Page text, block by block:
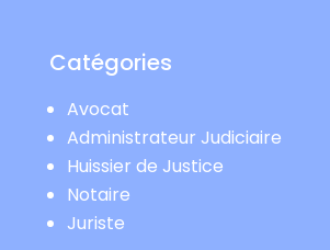
Catégories
Avocat
Administrateur Judiciaire
Huissier de Justice
Notaire
Juriste